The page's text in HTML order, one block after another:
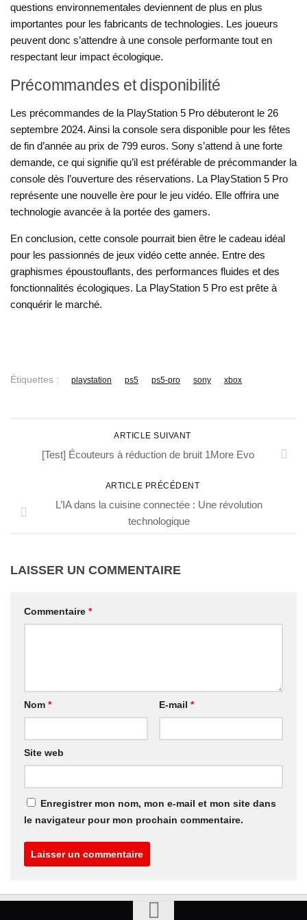
questions environnementales deviennent de plus en plus
importantes pour les fabricants de technologies. Les joueurs
peuvent donc s’attendre à une console performante tout en
respectant leur impact écologique.
Précommandes et disponibilité
Les précommandes de la PlayStation 5 Pro débuteront le 26
septembre 2024. Ainsi la console sera disponible pour les fêtes
de fin d’année au prix de 799 euros. Sony s’attend à une forte
demande, ce qui signifie qu’il est préférable de précommander la
console dès l’ouverture des réservations. La PlayStation 5 Pro
représente une nouvelle ère pour le jeu vidéo. Elle offrira une
technologie avancée à la portée des gamers.
En conclusion, cette console pourrait bien être le cadeau idéal
pour les passionnés de jeux vidéo cette année. Entre des
graphismes époustouflants, des performances fluides et des
fonctionnalités écologiques. La PlayStation 5 Pro est prête à
conquérir le marché.
Étiquettes : playstation ps5 ps5-pro sony xbox
ARTICLE SUIVANT
[Test] Écouteurs à réduction de bruit 1More Evo
ARTICLE PRÉCÉDENT
L’IA dans la cuisine connectée : Une révolution
technologique
LAISSER UN COMMENTAIRE
Commentaire *
Nom * E-mail *
Site web
Enregistrer mon nom, mon e-mail et mon site dans
le navigateur pour mon prochain commentaire.